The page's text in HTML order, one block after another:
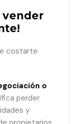
vender
costarte
o
perder
y